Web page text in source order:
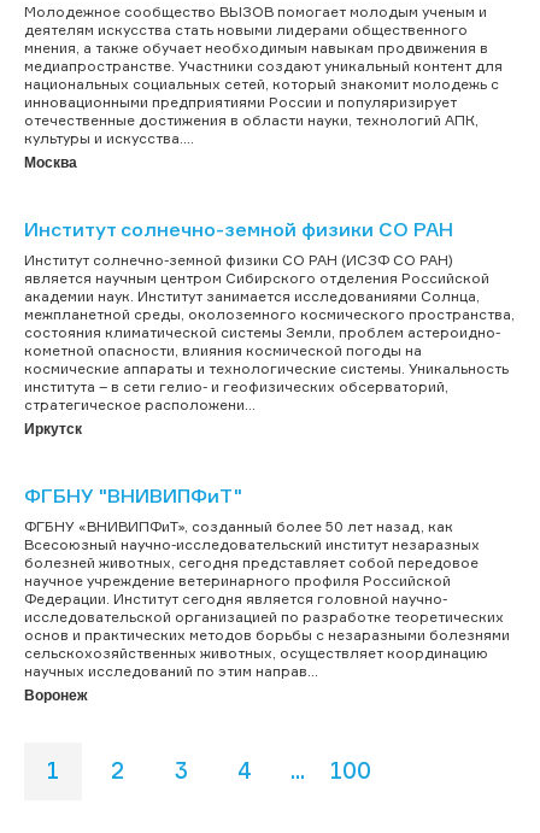
Молодежное сообщество ВЫЗОВ помогает молодым ученым и
деятелям искусства стать новыми лидерами общественного
мнения, а также обучает необходимым навыкам продвижения в
медиапространстве. Участники создают уникальный контент для
национальных социальных сетей, который знакомит молодежь с
инновационными предприятиями России и популяризирует
отечественные достижения в области науки, технологий АПК,
культуры и искусства....
Москва
Институт солнечно-земной физики СО РАН
Институт солнечно-земной физики СО РАН (ИСЗФ СО РАН)
является научным центром Сибирского отделения Российской
академии наук. Институт занимается исследованиями Солнца,
межпланетной среды, околоземного космического пространства,
состояния климатической системы Земли, проблем астероидно-
кометной опасности, влияния космической погоды на
космические аппараты и технологические системы. Уникальность
института – в сети гелио- и геофизических обсерваторий,
стратегическое расположени...
Иркутск
ФГБНУ "ВНИВИПФиТ"
ФГБНУ «ВНИВИПФиТ», созданный более 50 лет назад, как
Всесоюзный научно-исследовательский институт незаразных
болезней животных, сегодня представляет собой передовое
научное учреждение ветеринарного профиля Российской
Федерации. Институт сегодня является головной научно-
исследовательской организацией по разработке теоретических
основ и практических методов борьбы с незаразными болезнями
сельскохозяйственных животных, осуществляет координацию
научных исследований по этим направ...
Воронеж
1 2 3 4 ... 100